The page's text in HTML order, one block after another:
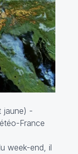
jaune) -
France
week-end, il